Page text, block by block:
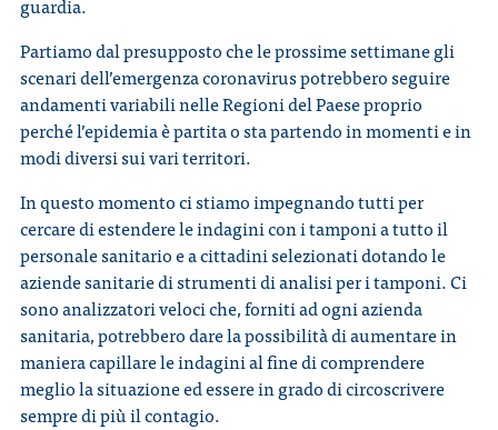
Partiamo dal presupposto che le prossime settimane gli
scenari dell’emergenza coronavirus potrebbero seguire
andamenti variabili nelle Regioni del Paese proprio
perché l’epidemia è partita o sta partendo in momenti e in
modi diversi sui vari territori.
In questo momento ci stiamo impegnando tutti per
cercare di estendere le indagini con i tamponi a tutto il
personale sanitario e a cittadini selezionati dotando le
aziende sanitarie di strumenti di analisi per i tamponi. Ci
sono analizzatori veloci che, forniti ad ogni azienda
sanitaria, potrebbero dare la possibilità di aumentare in
maniera capillare le indagini al fine di comprendere
meglio la situazione ed essere in grado di circoscrivere
sempre di più il contagio.